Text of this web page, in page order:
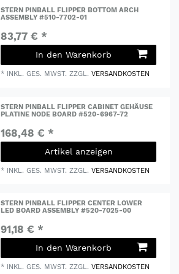
STERN PINBALL FLIPPER BOTTOM ARCH
ASSEMBLY #510-7702-01
83,77 € *
In den Warenkorb
* INKL. GES. MWST. ZZGL.VERSANDKOSTEN
STERN PINBALL FLIPPER CABINET GEHÄUSE
PLATINE NODE BOARD #520-6967-72
168,48 € *
Artikel anzeigen
* INKL. GES. MWST. ZZGL.VERSANDKOSTEN
STERN PINBALL FLIPPER CENTER LOWER
LED BOARD ASSEMBLY #520-7025-00
91,18 € *
In den Warenkorb
* INKL. GES. MWST. ZZGL.VERSANDKOSTEN